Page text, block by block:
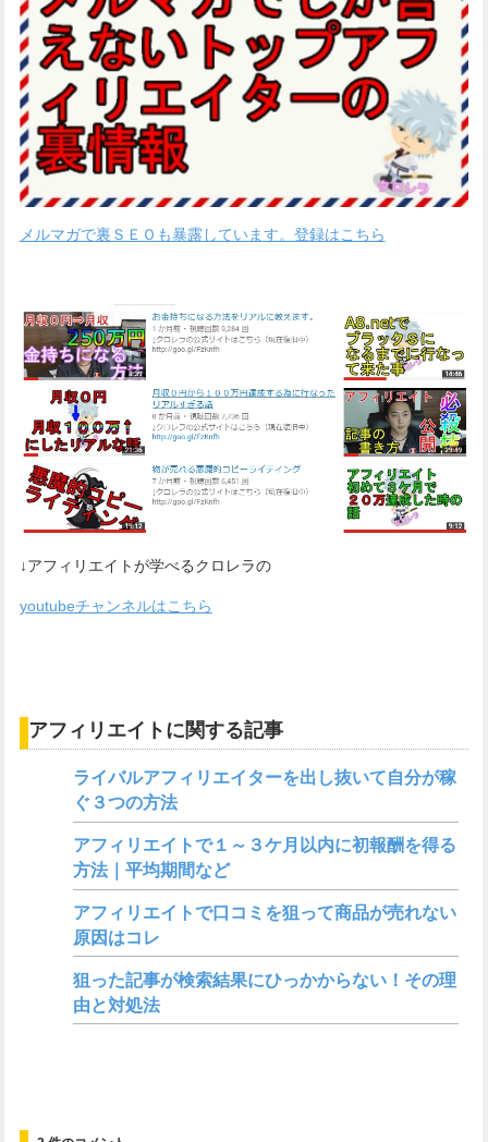
メルマガで裏ＳＥＯも暴露しています。登録はこちら
↓アフィリエイトが学べるクロレラの
youtubeチャンネルはこちら
アフィリエイトに関する記事
ライバルアフィリエイターを出し抜いて自分が稼
ぐ３つの方法
アフィリエイトで１～３ケ月以内に初報酬を得る
方法｜平均期間など
アフィリエイトで口コミを狙って商品が売れない
原因はコレ
狙った記事が検索結果にひっかからない！その理
由と対処法